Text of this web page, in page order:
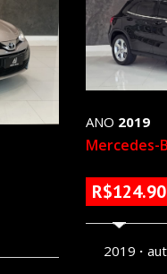
ANO 2019
Mercedes-
2019